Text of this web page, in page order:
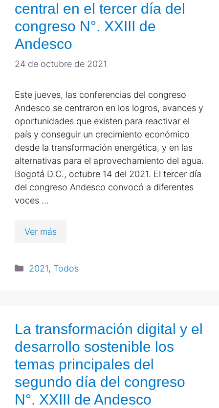
central en el tercer día del
congreso N°. XXIII de
Andesco
24 de octubre de 2021
Este jueves, las conferencias del congreso
Andesco se centraron en los logros, avances y
oportunidades que existen para reactivar el
país y conseguir un crecimiento económico
desde la transformación energética, y en las
alternativas para el aprovechamiento del agua.
Bogotá D.C., octubre 14 del 2021. El tercer día
del congreso Andesco convocó a diferentes
voces …
Ver más
2021, Todos
La transformación digital y el
desarrollo sostenible los
temas principales del
segundo día del congreso
N°. XXIII de Andesco